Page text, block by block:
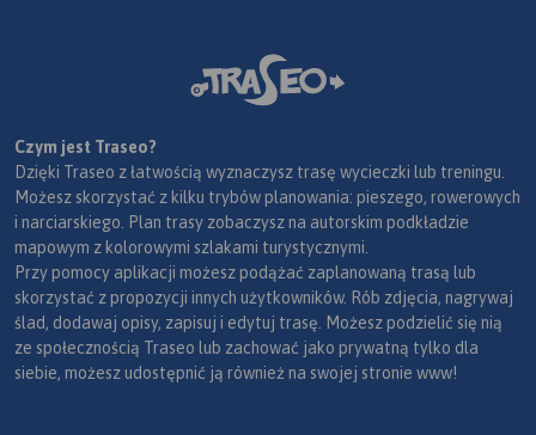
Czym jest Traseo?
Dzięki Traseo z łatwością wyznaczysz trasę wycieczki lub treningu.
Możesz skorzystać z kilku trybów planowania: pieszego, rowerowych
i narciarskiego. Plan trasy zobaczysz na autorskim podkładzie
mapowym z kolorowymi szlakami turystycznymi.
Przy pomocy aplikacji możesz podążać zaplanowaną trasą lub
skorzystać z propozycji innych użytkowników. Rób zdjęcia, nagrywaj
ślad, dodawaj opisy, zapisuj i edytuj trasę. Możesz podzielić się nią
ze społecznością Traseo lub zachować jako prywatną tylko dla
siebie, możesz udostępnić ją również na swojej stronie www!